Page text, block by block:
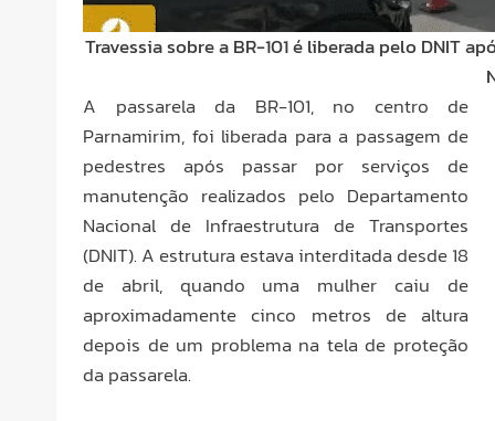
Travessia sobre a BR-101 é liberada pelo DNIT
A passarela da BR-101, no centro de
Parnamirim, foi liberada para a passagem de
pedestres após passar por serviços de
manutenção realizados pelo Departamento
Nacional de Infraestrutura de Transportes
(DNIT). A estrutura estava interditada desde 18
de abril, quando uma mulher caiu de
aproximadamente cinco metros de altura
depois de um problema na tela de proteção
da passarela.